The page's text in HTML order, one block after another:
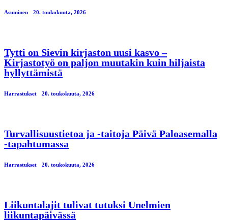
Asuminen 20. toukokuuta, 2026
Tytti on Sievin kirjaston uusi kasvo –
Kirjastotyö on paljon muutakin kuin hiljaista
hyllyttämistä
Harrastukset 20. toukokuuta, 2026
Turvallisuustietoa ja -taitoja Päivä Paloasemalla
-tapahtumassa
Harrastukset 20. toukokuuta, 2026
Liikuntalajit tulivat tutuksi Unelmien
liikuntapäivässä